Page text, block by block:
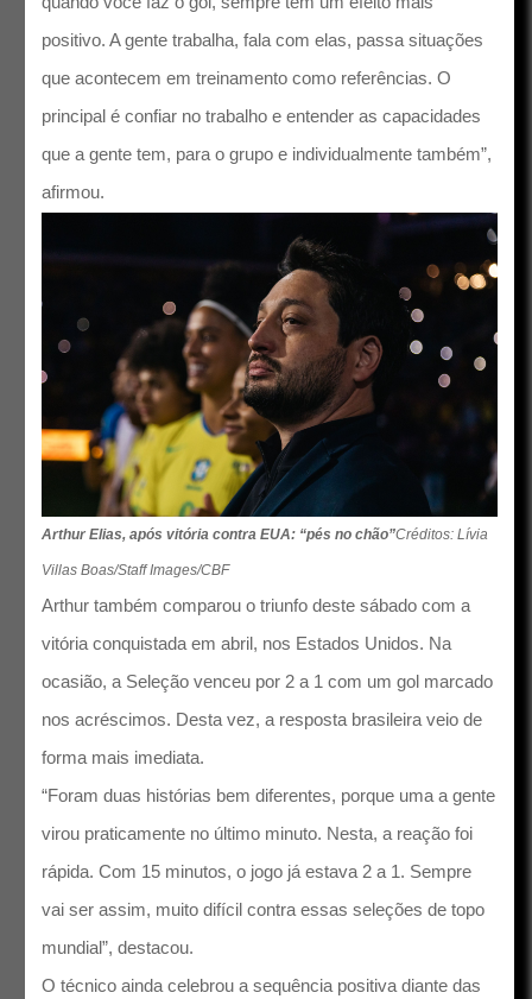
positivo. A gente trabalha, fala com elas, passa situações
que acontecem em treinamento como referências. O
principal é confiar no trabalho e entender as capacidades
que a gente tem, para o grupo e individualmente também”,
afirmou.
Arthur Elias, após vitória contra EUA: “pés no chão”Créditos: Lívia
Villas Boas/Staff Images/CBF
Arthur também comparou o triunfo deste sábado com a
vitória conquistada em abril, nos Estados Unidos. Na
ocasião, a Seleção venceu por 2 a 1 com um gol marcado
nos acréscimos. Desta vez, a resposta brasileira veio de
forma mais imediata.
“Foram duas histórias bem diferentes, porque uma a gente
virou praticamente no último minuto. Nesta, a reação foi
rápida. Com 15 minutos, o jogo já estava 2 a 1. Sempre
vai ser assim, muito difícil contra essas seleções de topo
mundial”, destacou.
O técnico ainda celebrou a sequência positiva diante das